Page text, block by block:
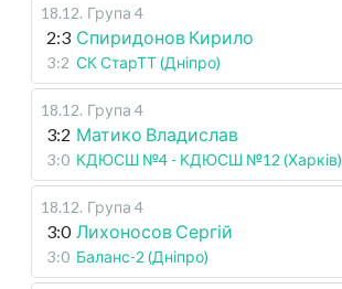
18.12. Група 4
2:3 Спиридонов Кирило
3:2 СК СтарТТ (Дніпро)
18.12. Група 4
3:2 Матико Владислав
3:0 КДЮСШ №4 - КДЮСШ №12 (Харків)
18.12. Група 4
3:0 Лихоносов Сергій
3:0 Баланс-2 (Дніпро)